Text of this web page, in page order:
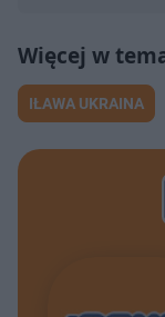
IŁAWA UKRAINA